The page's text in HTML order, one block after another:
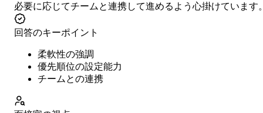
必要に応じてチームと連携して進めるよう心掛けています
回答のキーポイント
柔軟性の強調
優先順位の設定能力
チームとの連携